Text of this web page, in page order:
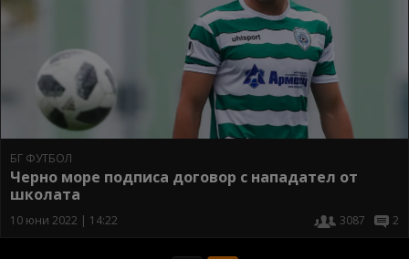
БГ ФУТБОЛ
Черно море подписа договор с нападател от
школата
10 юни 2022 | 14:22 3087 2